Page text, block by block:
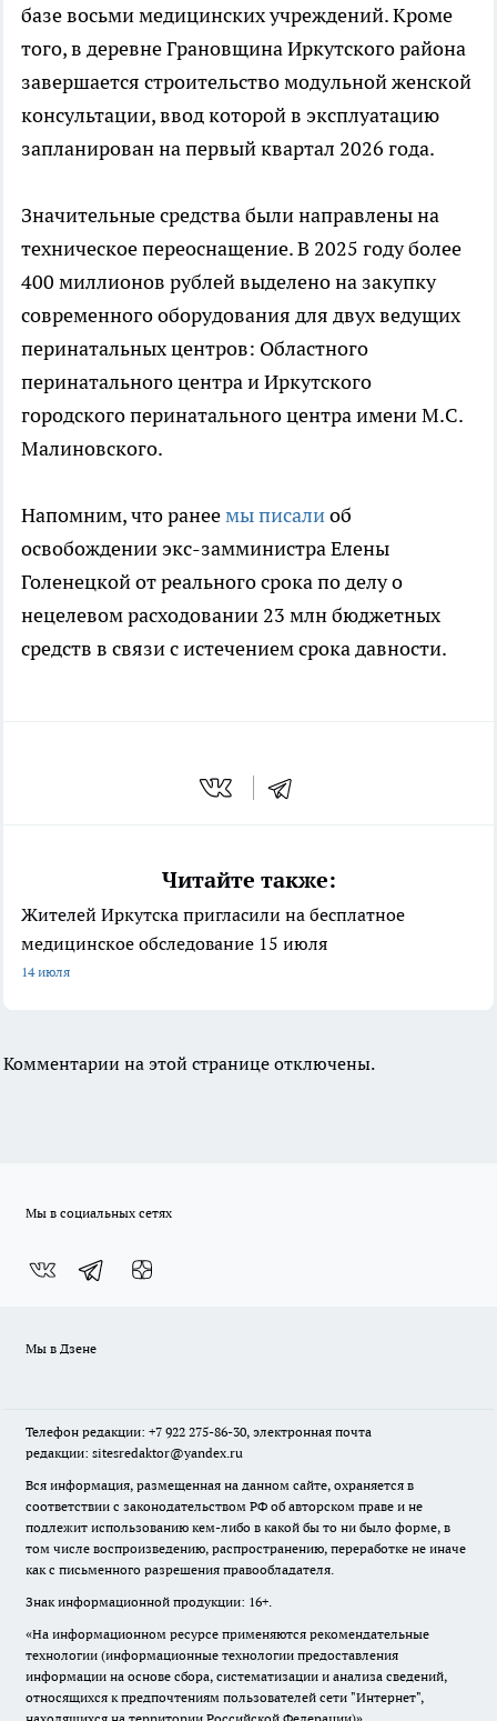
базе восьми медицинских учреждений. Кроме
того, в деревне Грановщина Иркутского района
завершается строительство модульной женской
консультации, ввод которой в эксплуатацию
запланирован на первый квартал 2026 года.
Значительные средства были направлены на
техническое переоснащение. В 2025 году более
400 миллионов рублей выделено на закупку
современного оборудования для двух ведущих
перинатальных центров: Областного
перинатального центра и Иркутского
городского перинатального центра имени М.С.
Малиновского.
Напомним, что ранеемы писалиоб
освобождении экс-замминистра Елены
Голенецкой от реального срока по делу о
нецелевом расходовании 23 млн бюджетных
средств в связи с истечением срока давности.
Читайте также:
Жителей Иркутска пригласили на бесплатное
медицинское обследование 15 июля
14 июля
Комментарии на этой странице отключены.
Мы в социальных сетях
Мы в Дзене
Телефон редакции: +7 922 275-86-30, электронная почта
редакции: sitesredaktor@yandex.ru
Вся информация, размещенная на данном сайте, охраняется в
соответствии с законодательством РФ об авторском праве и не
подлежит использованию кем-либо в какой бы то ни было форме, в
том числе воспроизведению, распространению, переработке не иначе
как с письменного разрешения правообладателя.
Знак информационной продукции: 16+.
«На информационном ресурсе применяются рекомендательные
технологии (информационные технологии предоставления
информации на основе сбора, систематизации и анализа сведений,
относящихся к предпочтениям пользователей сети "Интернет",